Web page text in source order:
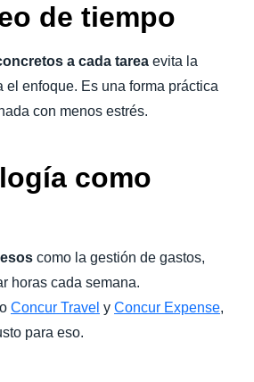
de tiempo
a cada tarea evita la
el enfoque. Es una forma práctica
con menos estrés.
como
como la gestión de gastos,
horas cada semana.
Concur Travel y Concur Expense,
para eso.